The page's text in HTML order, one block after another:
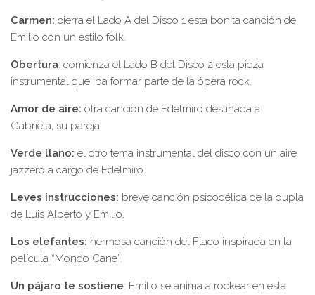
Carmen: cierra el Lado A del Disco 1 esta bonita canción de
Emilio con un estilo folk.
Obertura: comienza el Lado B del Disco 2 esta pieza
instrumental que iba formar parte de la ópera rock.
Amor de aire: otra canción de Edelmiro destinada a
Gabriela, su pareja.
Verde llano: el otro tema instrumental del disco con un aire
jazzero a cargo de Edelmiro.
Leves instrucciones: breve canción psicodélica de la dupla
de Luis Alberto y Emilio.
Los elefantes: hermosa canción del Flaco inspirada en la
película “Mondo Cane”.
Un pájaro te sostiene: Emilio se anima a rockear en esta